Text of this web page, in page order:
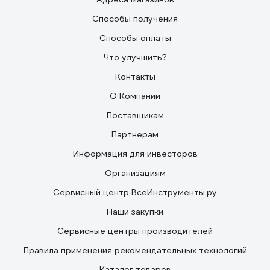
Способы получения
Способы оплаты
Что улучшить?
Контакты
О Компании
Поставщикам
Партнерам
Информация для инвесторов
Организациям
Сервисный центр ВсеИнструменты.ру
Наши закупки
Сервисные центры производителей
Правила применения рекомендательных технологий